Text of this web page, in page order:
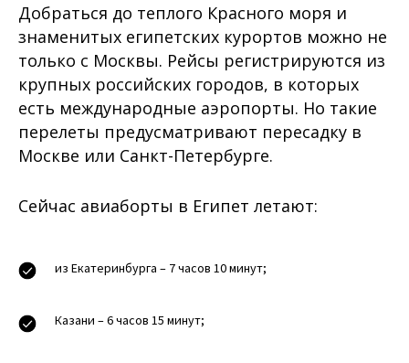
Добраться до теплого Красного моря и
знаменитых египетских курортов можно не
только с Москвы. Рейсы регистрируются из
крупных российских городов, в которых
есть международные аэропорты. Но такие
перелеты предусматривают пересадку в
Москве или Санкт-Петербурге.
Сейчас авиаборты в Египет летают:
из Екатеринбурга – 7 часов 10 минут;
Казани – 6 часов 15 минут;